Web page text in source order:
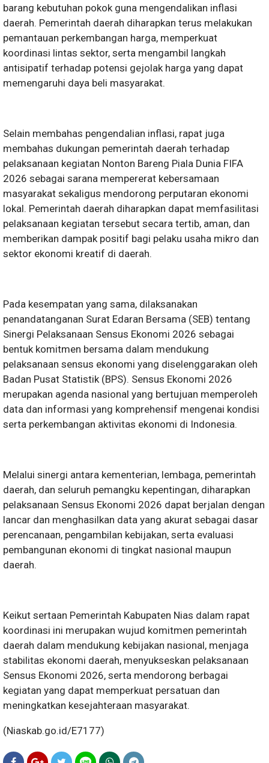
barang kebutuhan pokok guna mengendalikan inflasi
daerah. Pemerintah daerah diharapkan terus melakukan
pemantauan perkembangan harga, memperkuat
koordinasi lintas sektor, serta mengambil langkah
antisipatif terhadap potensi gejolak harga yang dapat
memengaruhi daya beli masyarakat.
Selain membahas pengendalian inflasi, rapat juga
membahas dukungan pemerintah daerah terhadap
pelaksanaan kegiatan Nonton Bareng Piala Dunia FIFA
2026 sebagai sarana mempererat kebersamaan
masyarakat sekaligus mendorong perputaran ekonomi
lokal. Pemerintah daerah diharapkan dapat memfasilitasi
pelaksanaan kegiatan tersebut secara tertib, aman, dan
memberikan dampak positif bagi pelaku usaha mikro dan
sektor ekonomi kreatif di daerah.
Pada kesempatan yang sama, dilaksanakan
penandatanganan Surat Edaran Bersama (SEB) tentang
Sinergi Pelaksanaan Sensus Ekonomi 2026 sebagai
bentuk komitmen bersama dalam mendukung
pelaksanaan sensus ekonomi yang diselenggarakan oleh
Badan Pusat Statistik (BPS). Sensus Ekonomi 2026
merupakan agenda nasional yang bertujuan memperoleh
data dan informasi yang komprehensif mengenai kondisi
serta perkembangan aktivitas ekonomi di Indonesia.
Melalui sinergi antara kementerian, lembaga, pemerintah
daerah, dan seluruh pemangku kepentingan, diharapkan
pelaksanaan Sensus Ekonomi 2026 dapat berjalan dengan
lancar dan menghasilkan data yang akurat sebagai dasar
perencanaan, pengambilan kebijakan, serta evaluasi
pembangunan ekonomi di tingkat nasional maupun
daerah.
Keikut sertaan Pemerintah Kabupaten Nias dalam rapat
koordinasi ini merupakan wujud komitmen pemerintah
daerah dalam mendukung kebijakan nasional, menjaga
stabilitas ekonomi daerah, menyukseskan pelaksanaan
Sensus Ekonomi 2026, serta mendorong berbagai
kegiatan yang dapat memperkuat persatuan dan
meningkatkan kesejahteraan masyarakat.
(Niaskab.go.id/E7177)